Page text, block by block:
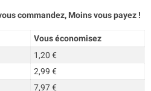
commandez, Moins vous payez !
Vous économisez
1,20 €
2,99 €
7,97 €